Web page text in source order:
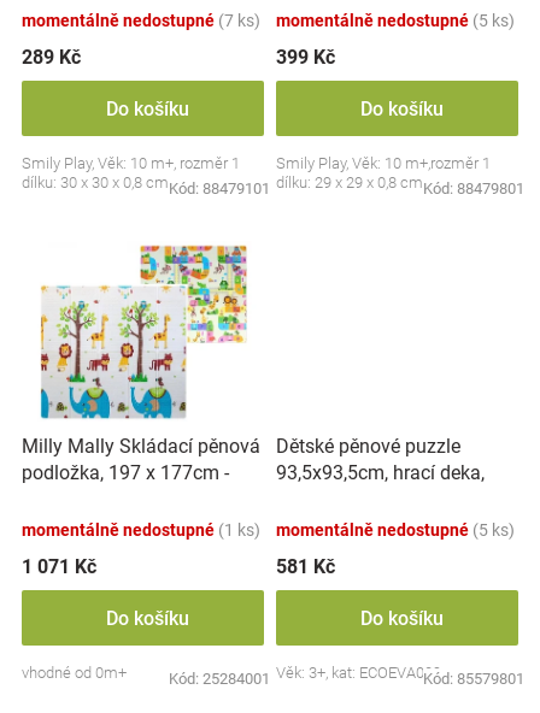
t
ů
momentálně nedostupné (7 ks)
289 Kč
Do košíku
Smily Play, Věk: 10 m+, rozměr 1
dílku: 30 x 30 x 0,8 cmKód: 88479101
momentálně nedostupné (5 ks)
399 Kč
Do košíku
Smily Play, Věk: 10 m+,rozměr 1
dílku: 29 x 29 x 0,8 cmKód: 88479801
Milly Mally Skládací pěnová
podložka, 197 x 177cm -
momentálně nedostupné (1 ks)
1 071 Kč
Do košíku
vhodné od 0m+ Kód: 25284001
Dětské pěnové puzzle
93,5x93,5cm, hrací deka,
dílů, ECO Toys
momentálně nedostupné (5 ks)
581 Kč
Do košíku
Věk: 3+, kat: ECOEVA009Kód: 85579801